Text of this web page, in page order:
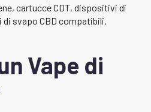
cartucce CDT, dispositivi di
svapo CBD compatibili.
Vape di